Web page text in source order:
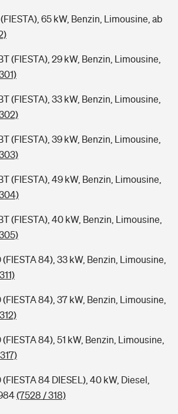
65 kW, Benzin, Limousine, ab
(FIESTA), 29 kW, Benzin, Limousine,
(FIESTA), 33 kW, Benzin, Limousine,
(FIESTA), 39 kW, Benzin, Limousine,
(FIESTA), 49 kW, Benzin, Limousine,
(FIESTA), 40 kW, Benzin, Limousine,
(FIESTA 84), 33 kW, Benzin, Limousine,
(FIESTA 84), 37 kW, Benzin, Limousine,
(FIESTA 84), 51 kW, Benzin, Limousine,
(FIESTA 84 DIESEL), 40 kW, Diesel,
(7528 / 318)